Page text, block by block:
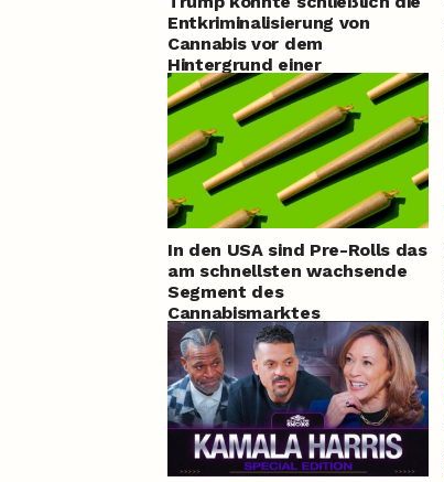
Entkriminalisierung von
Cannabis vor dem
Hintergrund einer
landesweiten Legalisierung
unterstützen
In den USA sind Pre-Rolls das
am schnellsten wachsende
Segment des
Cannabismarktes